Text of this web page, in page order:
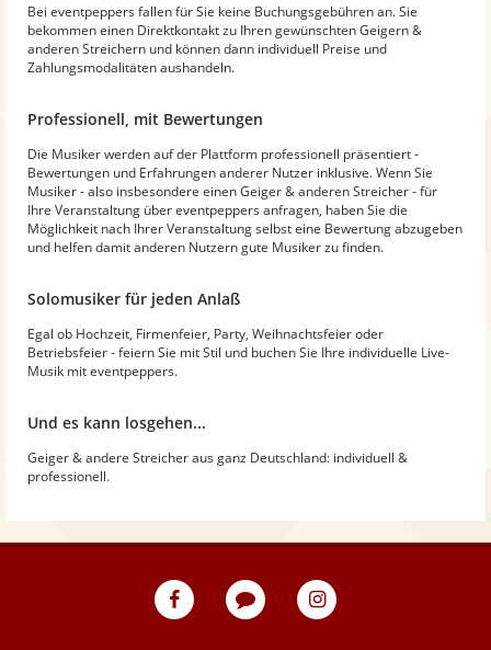
Bei eventpeppers fallen für Sie keine Buchungsgebühren an. Sie
bekommen einen Direktkontakt zu Ihren gewünschten Geigern &
anderen Streichern und können dann individuell Preise und
Zahlungsmodalitäten aushandeln.
Professionell, mit Bewertungen
Die Musiker werden auf der Plattform professionell präsentiert -
Bewertungen und Erfahrungen anderer Nutzer inklusive. Wenn Sie
Musiker - also insbesondere einen Geiger & anderen Streicher - für
Ihre Veranstaltung über eventpeppers anfragen, haben Sie die
Möglichkeit nach Ihrer Veranstaltung selbst eine Bewertung abzugeben
und helfen damit anderen Nutzern gute Musiker zu finden.
Solomusiker für jeden Anlaß
Egal ob Hochzeit, Firmenfeier, Party, Weihnachtsfeier oder
Betriebsfeier - feiern Sie mit Stil und buchen Sie Ihre individuelle Live-
Musik mit eventpeppers.
Und es kann losgehen...
Geiger & andere Streicher aus ganz Deutschland: individuell &
professionell.
eventpeppers
Blog
eventpeppers